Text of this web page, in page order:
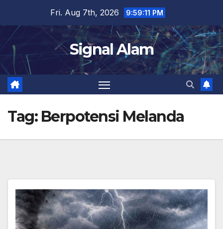
content
Fri. Aug 7th, 2026 9:59:12 PM
Signal Alam
Tag: Berpotensi Melanda